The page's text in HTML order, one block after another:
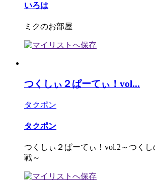
いろは
ミクのお部屋
つくしぃ２ぱーてぃ！vol...
タクポン
タクポン
つくしぃ２ぱーてぃ！vol.2～つく
戦～